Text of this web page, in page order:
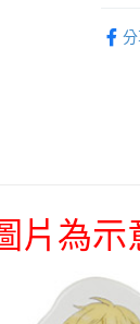
(不開
7-11
者
片為示